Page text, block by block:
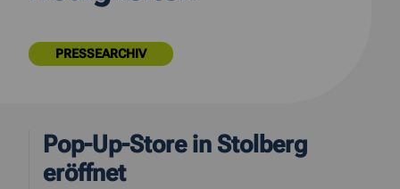
PRESSEARCHIV
Pop-Up-Store in Stolberg
eröffnet